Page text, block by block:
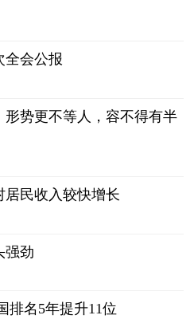
全会公报
势更不等人，容不得有半
居民收入较快增长
强劲
排名5年提升11位